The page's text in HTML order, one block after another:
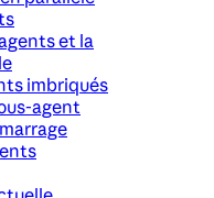
et la
imbriqués
agent